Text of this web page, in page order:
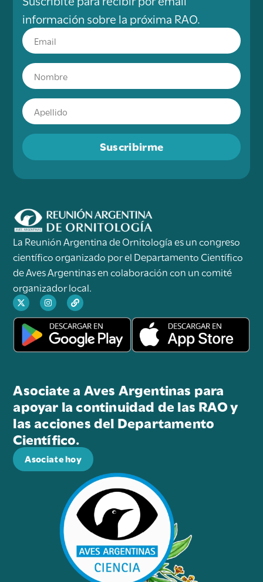
información sobre la próxima RAO.
Suscribirme
La Reunión Argentina de Ornitología es un congreso
científico organizado por el Departamento Científico
de Aves Argentinas en colaboración con un comité
organizador local.
Asociate a Aves Argentinas para
apoyar la continuidad de las RAO y
las acciones del Departamento
Científico.
Asociate hoy